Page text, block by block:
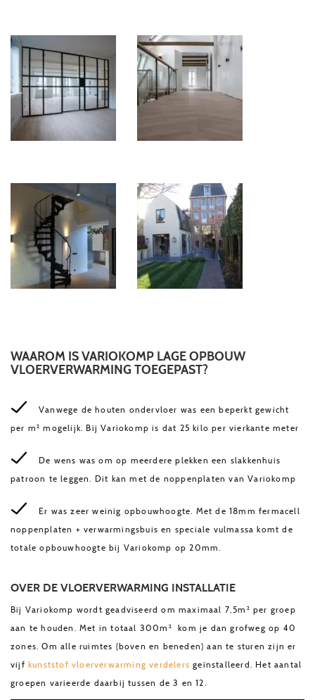
WAAROM IS VARIOKOMP LAGE OPBOUW
VLOERVERWARMING TOEGEPAST?
Vanwege de houten ondervloer was een beperkt gewicht
per m² mogelijk. Bij Variokomp is dat 25 kilo per vierkante meter
De wens was om op meerdere plekken een slakkenhuis
patroon te leggen. Dit kan met de noppenplaten van Variokomp
Er was zeer weinig opbouwhoogte. Met de 18mm fermacell
noppenplaten + verwarmingsbuis en speciale vulmassa komt de
totale opbouwhoogte bij Variokomp op 20mm.
OVER DE VLOERVERWARMING INSTALLATIE
Bij Variokomp wordt geadviseerd om maximaal 7,5m² per groep
aan te houden. Met in totaal 300m² kom je dan grofweg op 40
zones. Om alle ruimtes (boven en beneden) aan te sturen zijn er
vijf kunststof vloerverwarming verdelers geïnstalleerd. Het aantal
groepen varieerde daarbij tussen de 3 en 12.